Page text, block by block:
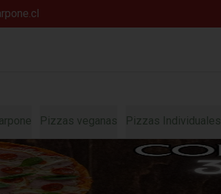
Pizzas veganas Pizzas Individuales